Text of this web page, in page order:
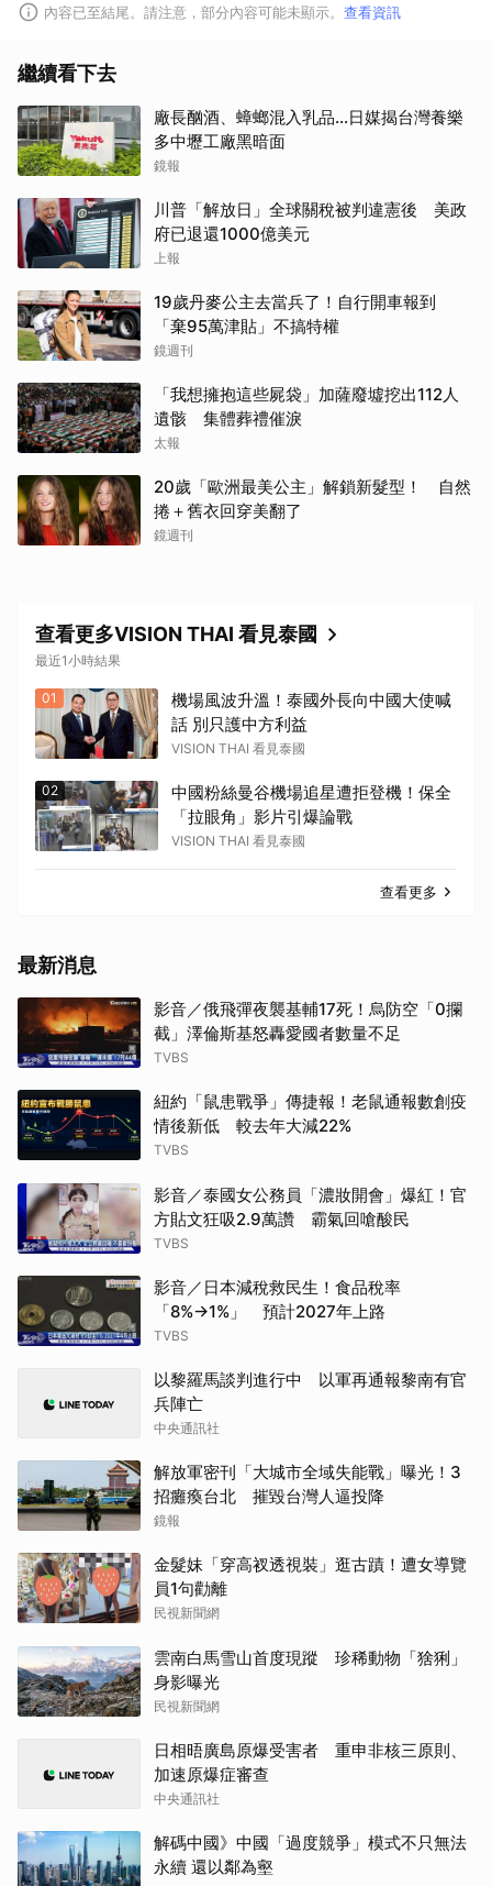
內容已至結尾。請注意，部分內容可能未顯示。 查看資訊
繼續看下去
廠長酗酒、蟑螂混入乳品...日媒揭台灣養樂
多中壢工廠黑暗面
鏡報
川普「解放日」全球關稅被判違憲後 美政
府已退還1000億美元
上報
19歲丹麥公主去當兵了！自行開車報到
「棄95萬津貼」不搞特權
鏡週刊
「我想擁抱這些屍袋」加薩廢墟挖出112人
遺骸 集體葬禮催淚
太報
20歲「歐洲最美公主」解鎖新髮型！ 自然
捲＋舊衣回穿美翻了
鏡週刊
查看更多VISION THAI 看見泰國
最近1小時結果
01
機場風波升溫！泰國外長向中國大使喊
話 別只護中方利益
VISION THAI 看見泰國
02
中國粉絲曼谷機場追星遭拒登機！保全
「拉眼角」影片引爆論戰
VISION THAI 看見泰國
查看更多
最新消息
影音／俄飛彈夜襲基輔17死！烏防空「0攔
截」澤倫斯基怒轟愛國者數量不足
TVBS
紐約「鼠患戰爭」傳捷報！老鼠通報數創疫
情後新低 較去年大減22%
TVBS
影音／泰國女公務員「濃妝開會」爆紅！官
方貼文狂吸2.9萬讚 霸氣回嗆酸民
TVBS
影音／日本減稅救民生！食品稅率
「8%→1%」 預計2027年上路
TVBS
以黎羅馬談判進行中 以軍再通報黎南有官
兵陣亡
中央通訊社
解放軍密刊「大城市全域失能戰」曝光！3
招癱瘓台北 摧毀台灣人逼投降
鏡報
金髮妹「穿高衩透視裝」逛古蹟！遭女導覽
員1句勸離
民視新聞網
雲南白馬雪山首度現蹤 珍稀動物「猞猁」
身影曝光
民視新聞網
日相晤廣島原爆受害者 重申非核三原則、
加速原爆症審查
中央通訊社
解碼中國》中國「過度競爭」模式不只無法
永續 還以鄰為壑
取消